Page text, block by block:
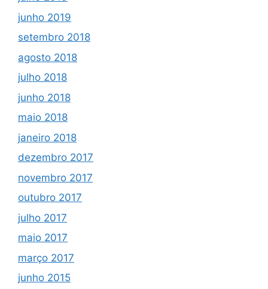
junho 2019
setembro 2018
agosto 2018
julho 2018
junho 2018
maio 2018
janeiro 2018
dezembro 2017
novembro 2017
outubro 2017
julho 2017
maio 2017
março 2017
junho 2015